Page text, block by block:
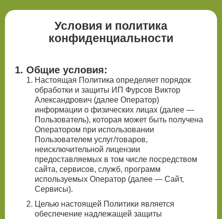
Условия и политика
конфиденциальности
1. Общие условия:
Настоящая Политика определяет порядок
обработки и защиты ИП Фурсов Виктор
Александрович (далее Оператор)
информации о физических лицах (далее —
Пользователь), которая может быть получена
Оператором при использовании
Пользователем услуг/товаров,
неисключительной лицензии
предоставляемых в том числе посредством
сайта, сервисов, служб, программ
используемых Оператор (далее — Сайт,
Сервисы).
Целью настоящей Политики является
обеспечение надлежащей защиты